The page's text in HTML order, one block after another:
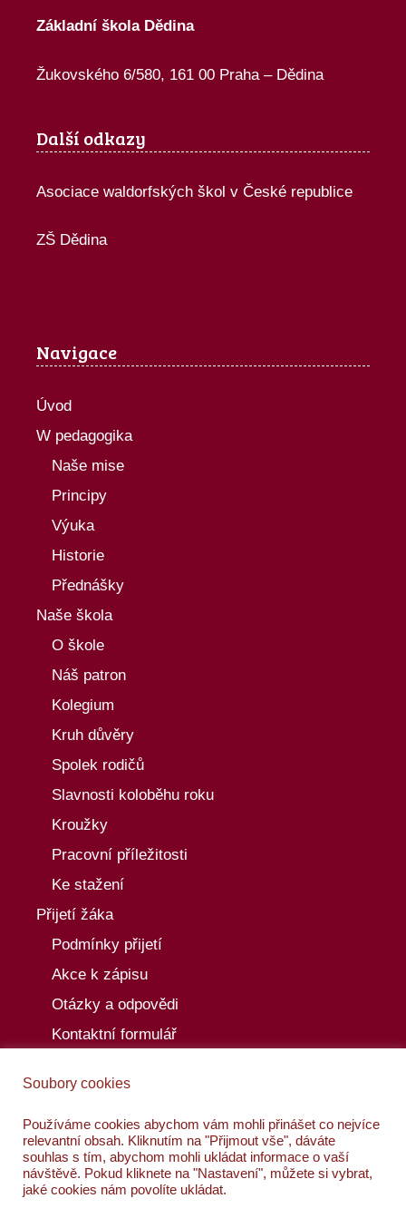
Základní škola Dědina
Žukovského 6/580, 161 00 Praha – Dědina
Další odkazy
Asociace waldorfských škol v České republice
ZŠ Dědina
Navigace
Úvod
W pedagogika
Naše mise
Principy
Výuka
Historie
Přednášky
Naše škola
O škole
Náš patron
Kolegium
Kruh důvěry
Spolek rodičů
Slavnosti koloběhu roku
Kroužky
Pracovní příležitosti
Ke stažení
Přijetí žáka
Podmínky přijetí
Akce k zápisu
Otázky a odpovědi
Kontaktní formulář
Akce
Kalendář akcí
Kontakty
Soubory cookies
Používáme cookies abychom vám mohli přinášet co nejvíce
relevantní obsah. Kliknutím na "Přijmout vše", dáváte
souhlas s tím, abychom mohli ukládat informace o vaší
návštěvě. Pokud kliknete na "Nastavení", můžete si vybrat,
jaké cookies nám povolíte ukládat.